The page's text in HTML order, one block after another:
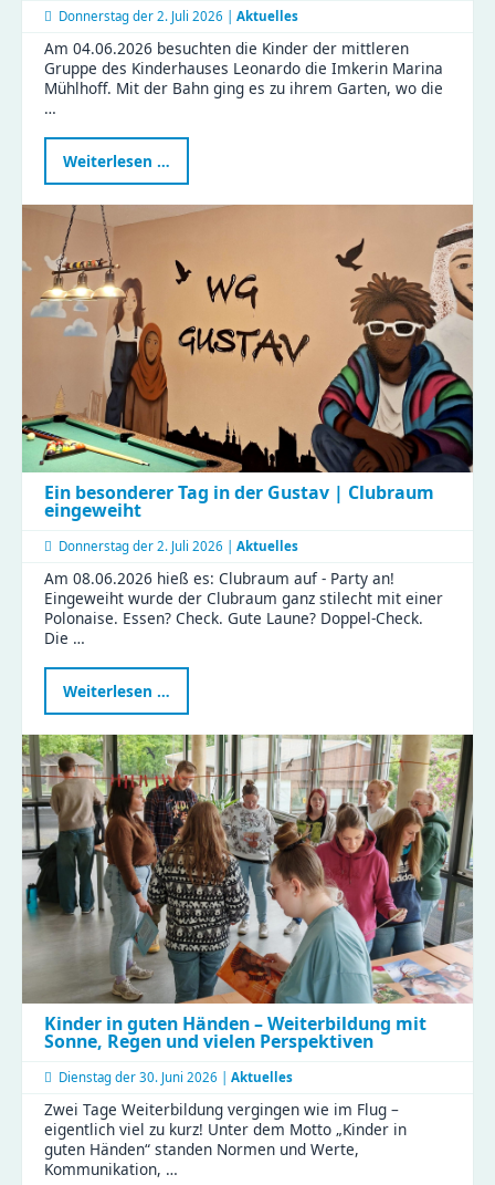
Donnerstag der 2. Juli 2026 | Aktuelles
Am 04.06.2026 besuchten die Kinder der mittleren
Gruppe des Kinderhauses Leonardo die Imkerin Marina
Mühlhoff. Mit der Bahn ging es zu ihrem Garten, wo die
…
Weiterlesen …
bei
der
Imkerin
Ein besonderer Tag in der Gustav | Clubraum
eingeweiht
Donnerstag der 2. Juli 2026 | Aktuelles
Am 08.06.2026 hieß es: Clubraum auf - Party an!
Eingeweiht wurde der Clubraum ganz stilecht mit einer
Polonaise. Essen? Check. Gute Laune? Doppel-Check.
Die …
Weiterlesen …
besonderer
Tag
in
der
Gustav
|
Clubraum
eingeweiht
Kinder in guten Händen – Weiterbildung mit
Sonne, Regen und vielen Perspektiven
Dienstag der 30. Juni 2026 | Aktuelles
Zwei Tage Weiterbildung vergingen wie im Flug –
eigentlich viel zu kurz! Unter dem Motto „Kinder in
guten Händen“ standen Normen und Werte,
Kommunikation, …